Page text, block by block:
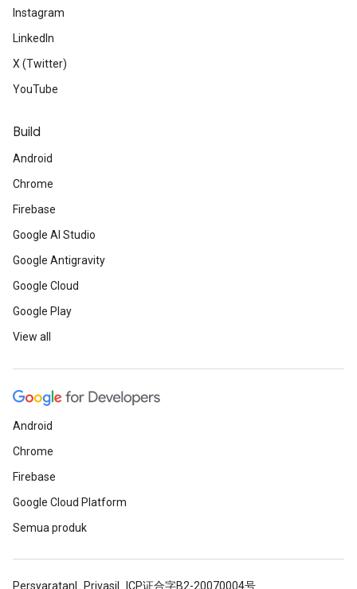
Instagram
LinkedIn
X (Twitter)
YouTube
Build
Android
Chrome
Firebase
Google AI Studio
Google Antigravity
Google Cloud
Google Play
View all
Android
Chrome
Firebase
Google Cloud Platform
Semua produk
Persyaratan Privasi ICP证合字B2-20070004号